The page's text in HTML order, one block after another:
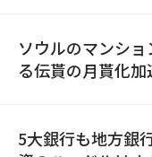
ソウルのマンシ
る伝貰の月貰化加
5大銀行も地方銀